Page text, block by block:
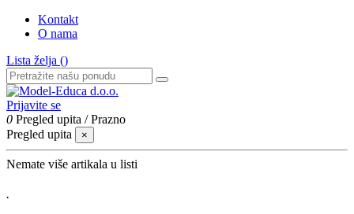
Kontakt
O nama
Lista želja ()
Prijavite se
0 Pregled upita /Prazno
Pregled upita
×
Nemate više artikala u listi
.